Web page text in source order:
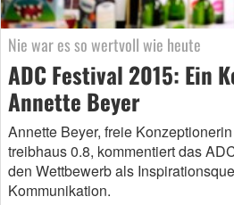
Nie war es so wertvoll wie heute
ADC Festival 2015: Ein
Annette Beyer
Annette Beyer, freie
treibhaus 0.8, kommentiert das
den Wettbewerb als
Kommunikation.